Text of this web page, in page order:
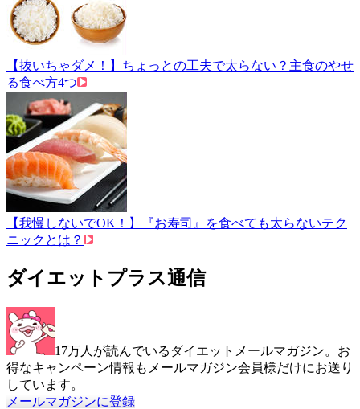
【抜いちゃダメ！】ちょっとの工夫で太らない？主食のやせ
る食べ方4つ
【我慢しないでOK！】『お寿司』を食べても太らないテク
ニックとは？
ダイエットプラス通信
17万人が読んでいるダイエットメールマガジン。お
得なキャンペーン情報もメールマガジン会員様だけにお送り
しています。
メールマガジンに登録